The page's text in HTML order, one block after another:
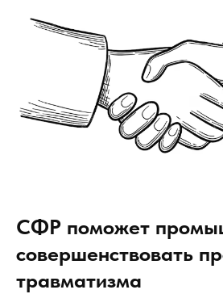
СФР поможет
совершенствовать
травматизма